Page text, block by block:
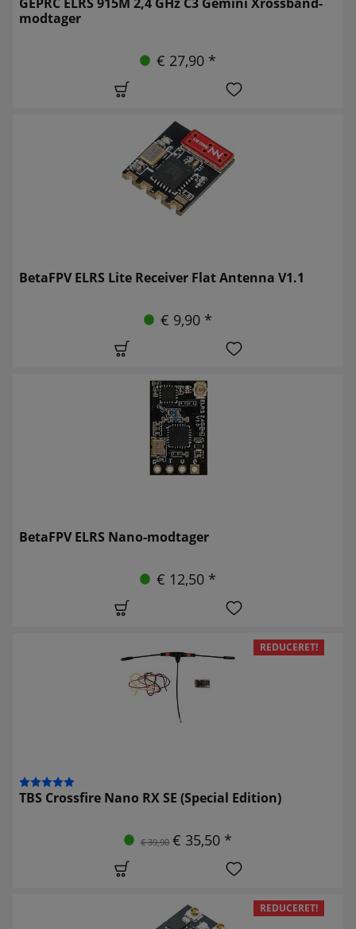
modtager
€ 27,90 *
BetaFPV ELRS Lite Receiver Flat Antenna V1.1
€ 9,90 *
BetaFPV ELRS Nano-modtager
€ 12,50 *
REDUCERET!
TBS Crossfire Nano RX SE (Special Edition)
€ 39,90 € 35,50 *
REDUCERET!